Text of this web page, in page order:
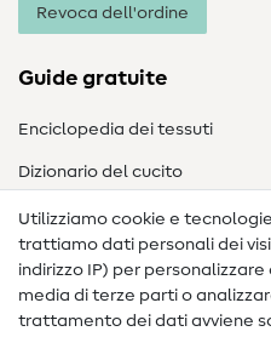
Revoca dell'ordine
Guide gratuite
Enciclopedia dei tessuti
Dizionario del cucito
Nähanleitungen
Assistenza e contatto
Contatto
Utilizziamo cookie e
trattiamo dati personali dei
indirizzo IP) per
media di terze parti o
trattamento dei dati avviene